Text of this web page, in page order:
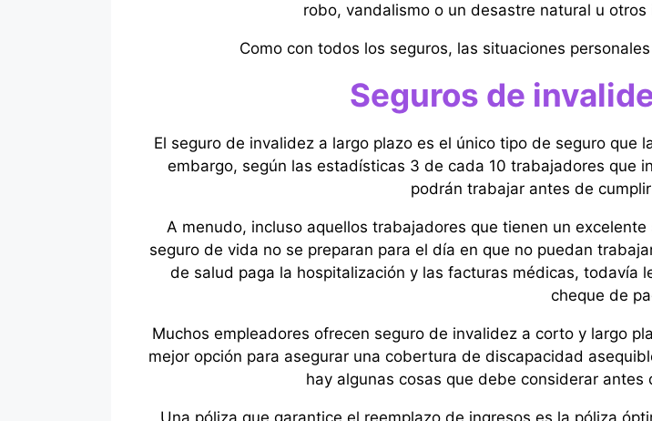
robo, vandalismo o un desastre natural u
Como con todos los seguros, las situaciones
Seguros de
El seguro de invalidez a largo plazo es el único tipo de seguro que
embargo, según las estadísticas 3 de cada 10 trabajadores que
podrán trabajar antes de
A menudo, incluso aquellos trabajadores que tienen un
seguro de vida no se preparan para el día en que no puedan
de salud paga la hospitalización y las facturas médicas, todavía
cheque de
Muchos empleadores ofrecen seguro de invalidez a corto y largo
mejor opción para asegurar una cobertura de discapacidad
hay algunas cosas que debe considerar
Una póliza que garantice el reemplazo de ingresos es la póliza